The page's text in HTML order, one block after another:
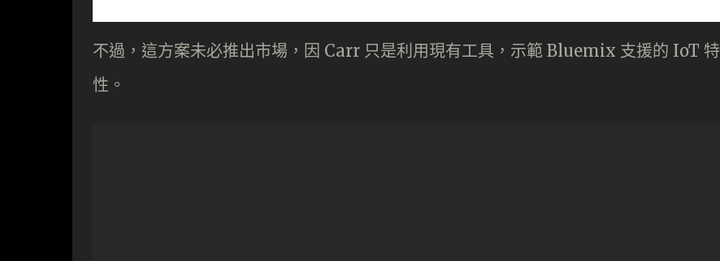
不過，這方案未必推出市場，因 Carr 只是利用現有工具，示範 Bluemix 支援的 IoT 特
性。